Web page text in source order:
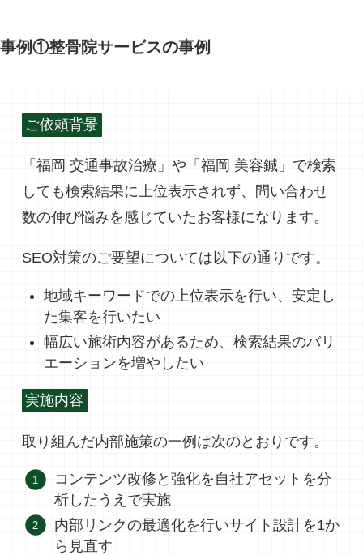
事例①整骨院サービスの事例
ご依頼背景
「福岡 交通事故治療」や「福岡 美容鍼」で検索
しても検索結果に上位表示されず、問い合わせ
数の伸び悩みを感じていたお客様になります。
SEO対策のご要望については以下の通りです。
地域キーワードでの上位表示を行い、安定し
た集客を行いたい
幅広い施術内容があるため、検索結果のバリ
エーションを増やしたい
実施内容
取り組んだ内部施策の一例は次のとおりです。
コンテンツ改修と強化を自社アセットを分
析したうえで実施
内部リンクの最適化を行いサイト設計を1か
ら見直す